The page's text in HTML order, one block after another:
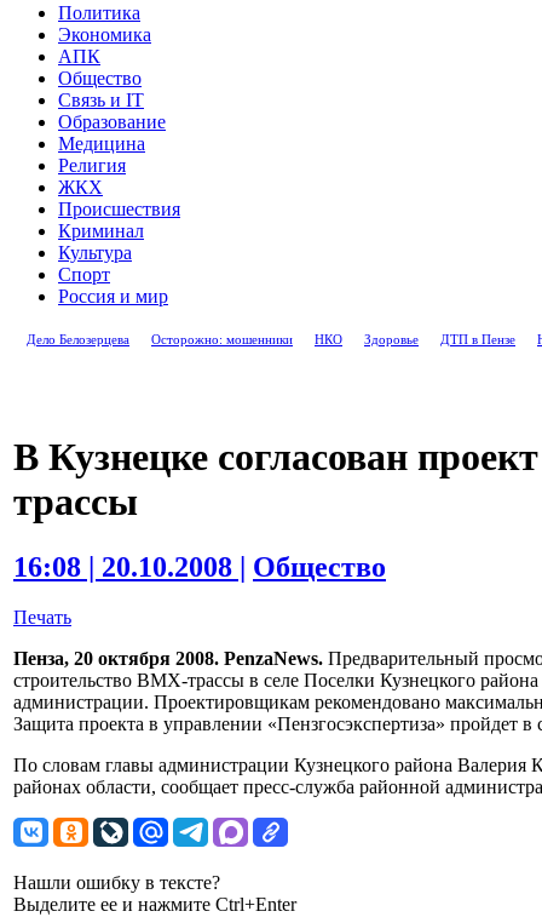
Политика
Экономика
АПК
Общество
Связь и IT
Образование
Медицина
Религия
ЖКХ
Происшествия
Криминал
Культура
Спорт
Россия и мир
Дело Белозерцева Осторожно: мошенники НКО Здоровье ДТП в Пензе
В Кузнецке согласован
трассы
16:08 | 20.10.2008 | Общество
Печать
Пенза, 20 октября 2008. PenzaNews. Предварительный
строительство BMX-трассы в селе Поселки Кузнецкого
администрации. Проектировщикам рекомендовано
Защита проекта в управлении «Пензгосэкспертиза» пройдет в
По словам главы администрации Кузнецкого района Валерия
районах области, сообщает пресс-служба районной
Нашли ошибку в тексте?
Выделите ее и нажмите Ctrl+Enter